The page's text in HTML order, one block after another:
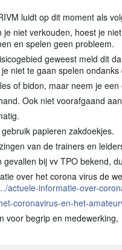
luidt op dit moment als
je niet verkouden, hoest je
en spelen geen probleem.
geweest meld dit
niet te gaan spelen
of bidon, maar neem je
Ook niet voorafgaand
papieren zakdoekjes.
van de trainers en
gevallen bij vv TPO bekend,
over het corona virus de
actuele-informatie-over-
coronavirus-en-het-
voor begrip en medewerking,
en Milieu krijgt